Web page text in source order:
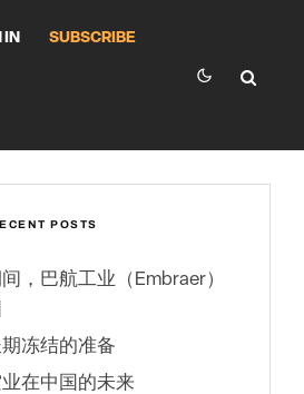
IN SUBSCRIBE
POSTS
，巴航工业（Embraer）
冻结的准备
在中国的未来